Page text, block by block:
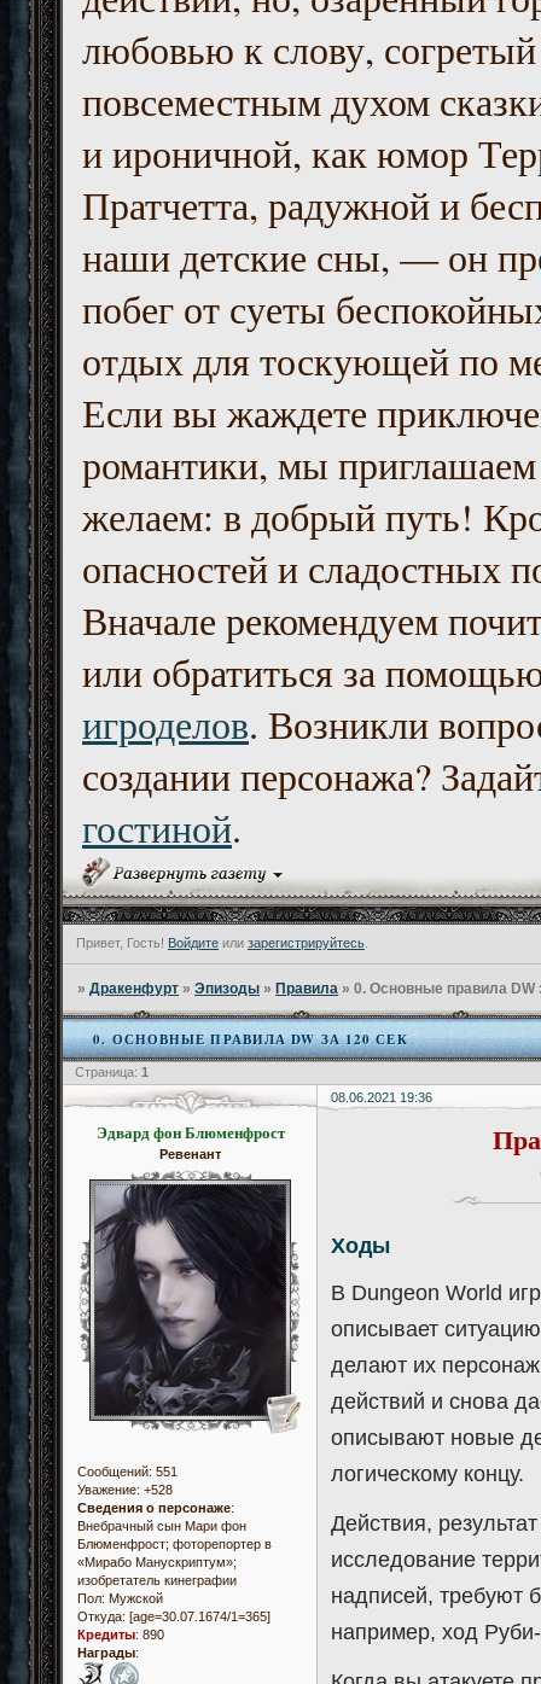
любовью к слову, согретый
повсеместным духом
и ироничной, как юмор
Пратчетта, радужной и
наши детские сны, — он
побег от суеты
отдых для тоскующей по
Если вы жаждете
романтики, мы приглашаем
желаем: в добрый путь!
опасностей и сладостных
Вначале рекомендуем
или обратиться за
игроделов. Возникли
создании персонажа?
гостиной.
Привет, Гость! Войдите или зарегистрируйтесь
»Дракенфурт »Эпизоды » Правила »0. Основные правила DW
0. ОСНОВНЫЕ ПРАВИЛА DW ЗА 120 СЕК
Страница: 1
08.06.2021 19:36
Эдвард фон Блюменфрост
Ревенант
Сообщений: 551
Уважение: +528
Сведения о персонаже:
Внебрачный сын Мари фон
Блюменфрост; фоторепортер в
«Мирабо Манускриптум»;
изобретатель кинеграфии
Пол: Мужской
Откуда: [age=30.07.1674/1=365]
Кредиты: 890
Награды:
Ходы
В Dungeon World
описывает
делают их
действий и снова
описывают новые
логическому концу.
Действия,
исследование
надписей, требуют
например, ход